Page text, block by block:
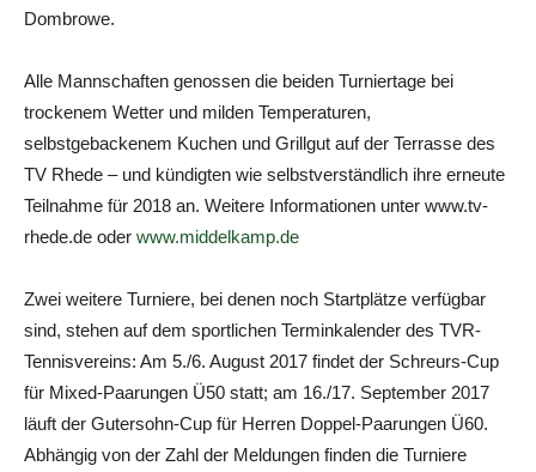
Dombrowe.
Alle Mannschaften genossen die beiden Turniertage bei
trockenem Wetter und milden Temperaturen,
selbstgebackenem Kuchen und Grillgut auf der Terrasse des
TV Rhede – und kündigten wie selbstverständlich ihre erneute
Teilnahme für 2018 an. Weitere Informationen unter www.tv-
rhede.de oder www.middelkamp.de
Zwei weitere Turniere, bei denen noch Startplätze verfügbar
sind, stehen auf dem sportlichen Terminkalender des TVR-
Tennisvereins: Am 5./6. August 2017 findet der Schreurs-Cup
für Mixed-Paarungen Ü50 statt; am 16./17. September 2017
läuft der Gutersohn-Cup für Herren Doppel-Paarungen Ü60.
Abhängig von der Zahl der Meldungen finden die Turniere